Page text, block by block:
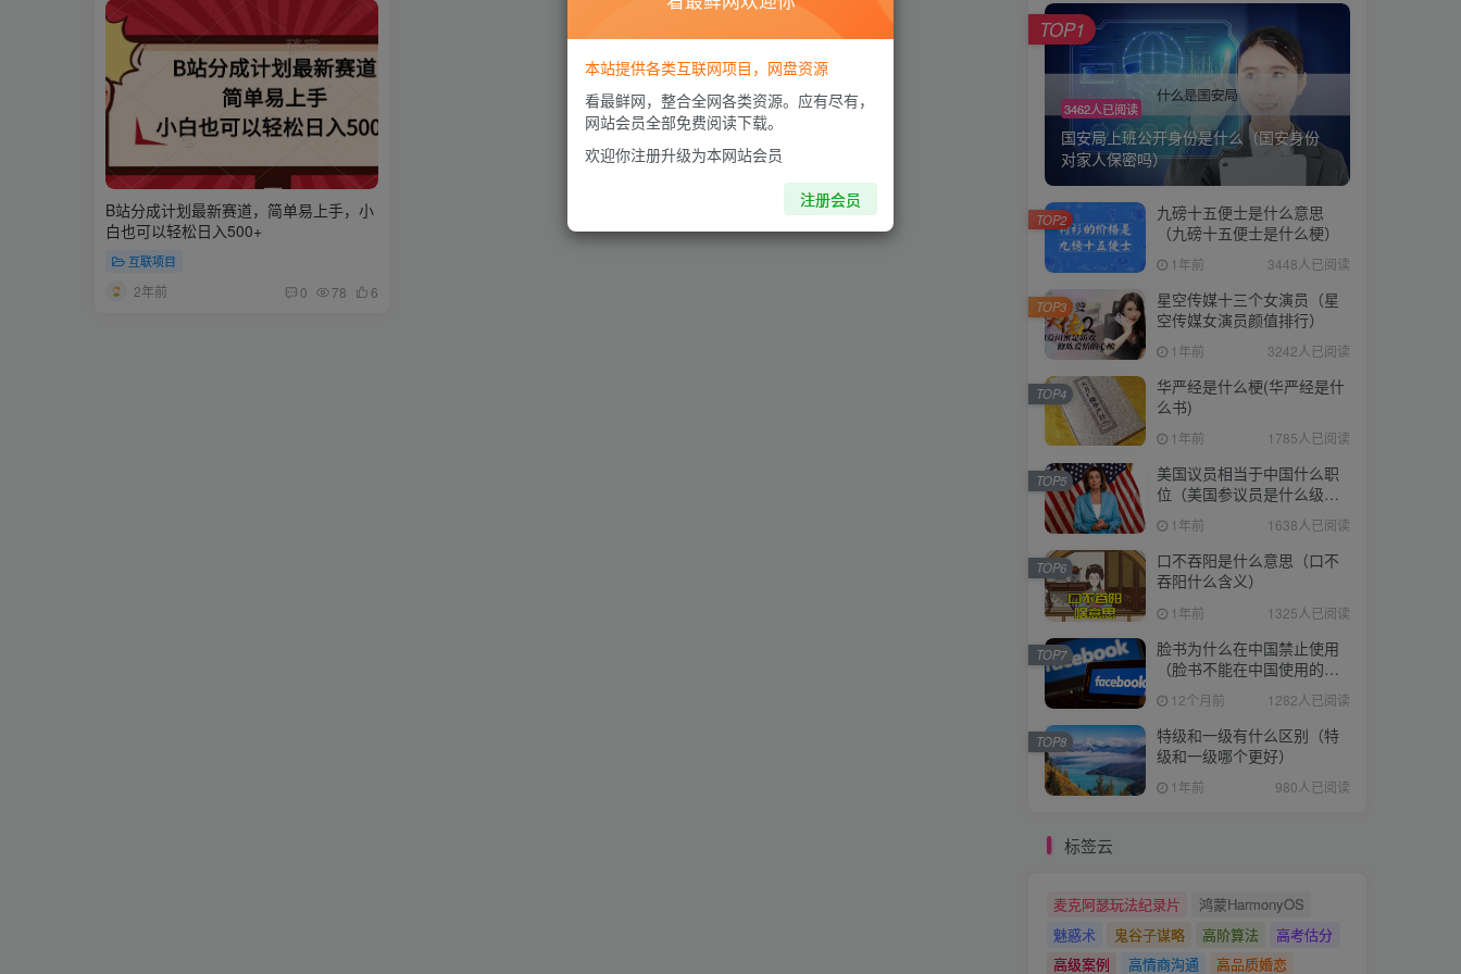
B站分成计划最新赛道，简单易上手，小
白也可以轻松日入500+
互联项目
2年前 0 78 6
3462人已阅读
国安局上班公开身份是什么（国安身份
对家人保密吗）
TOP1
九磅十五便士是什么意思
（九磅十五便士是什么梗）
1年前 3448人已阅读
TOP2
星空传媒十三个女演员（星
空传媒女演员颜值排行）
1年前 3242人已阅读
TOP3
华严经是什么梗(华严经是什
么书)
1年前 1785人已阅读
TOP4
美国议员相当于中国什么职
位（美国参议员是什么级
别）1年前 1638人已阅读
TOP5
口不吞阳是什么意思（口不
吞阳什么含义）
1年前 1325人已阅读
TOP6
脸书为什么在中国禁止使用
（脸书不能在中国使用的原
12个月前 1282人已阅读
TOP7
特级和一级有什么区别（特
级和一级哪个更好）
1年前 980人已阅读
TOP8
标签云
麦克阿瑟玩法纪录片
鸿蒙HarmonyOS
魅惑术
鬼谷子谋略 高阶算法
高考估分
高级案例
高情商沟通 高品质婚恋
本站提供各类互联网项目，网盘资源
看最鲜网，整合全网各类资源。应有尽有，
网站会员全部免费阅读下载。
欢迎你注册升级为本网站会员
注册会员